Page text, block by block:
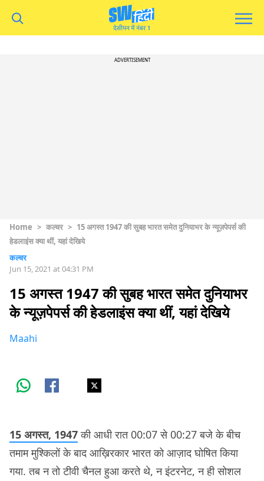
ADVERTISEMENT
Home > कल्चर > 15 अगस्त 1947 की सुबह भारत समेत दुनियाभर के न्यूज़पेपर्स की
हेडलाइंस क्या थीं, यहां देखिये
कल्चर
Jun 15, 2021 at 04:31 PM
15 अगस्त 1947 की सुबह भारत समेत दुनियाभर
के न्यूज़पेपर्स की हेडलाइंस क्या थीं, यहां देखिये
Maahi
15 अगस्त, 1947की आधी रात 00:07 से 00:27 बजे के बीच
तमाम मुश्किलों के बाद आख़िरकार भारत को आज़ाद घोष‍ित किया
गया. तब न तो टीवी चैनल हुआ करते थे, न इंटरनेट, न ही सोशल